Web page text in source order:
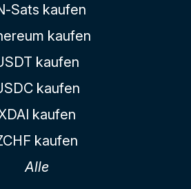
Sats kaufen
kaufen
kaufen
kaufen
kaufen
kaufen
Alle